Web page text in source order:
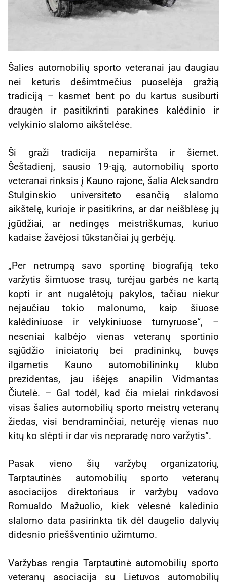
Šalies automobilių sporto veteranai jau daugiau
nei keturis dešimtmečius puoselėja gražią
tradiciją – kasmet bent po du kartus susiburti
draugėn ir pasitikrinti parakines kalėdinio ir
velykinio slalomo aikštelėse.
Ši graži tradicija nepamiršta ir šiemet.
Šeštadienį, sausio 19-ąją, automobilių sporto
veteranai rinksis į Kauno rajone, šalia Aleksandro
Stulginskio universiteto esančią slalomo
aikštelę, kurioje ir pasitikrins, ar dar neišblėsę jų
įgūdžiai, ar nedingęs meistriškumas, kuriuo
kadaise žavėjosi tūkstančiai jų gerbėjų.
„Per netrumpą savo sportinę biografiją teko
varžytis šimtuose trasų, turėjau garbės ne kartą
kopti ir ant nugalėtojų pakylos, tačiau niekur
nejaučiau tokio malonumo, kaip šiuose
kalėdiniuose ir velykiniuose turnyruose“, –
neseniai kalbėjo vienas veteranų sportinio
sąjūdžio iniciatorių bei pradininkų, buvęs
ilgametis Kauno automobilininkų klubo
prezidentas, jau išėjęs anapilin Vidmantas
Čiutelė. – Gal todėl, kad čia mielai rinkdavosi
visas šalies automobilių sporto meistrų veteranų
žiedas, visi bendraminčiai, neturėję vienas nuo
kitų ko slėpti ir dar vis nepraradę noro varžytis“.
Pasak vieno šių varžybų organizatorių,
Tarptautinės automobilių sporto veteranų
asociacijos direktoriaus ir varžybų vadovo
Romualdo Mažuolio, kiek vėlesnė kalėdinio
slalomo data pasirinkta tik dėl daugelio dalyvių
didesnio prieššventinio užimtumo.
Varžybas rengia Tarptautinė automobilių sporto
veteranų asociacija su Lietuvos automobilių